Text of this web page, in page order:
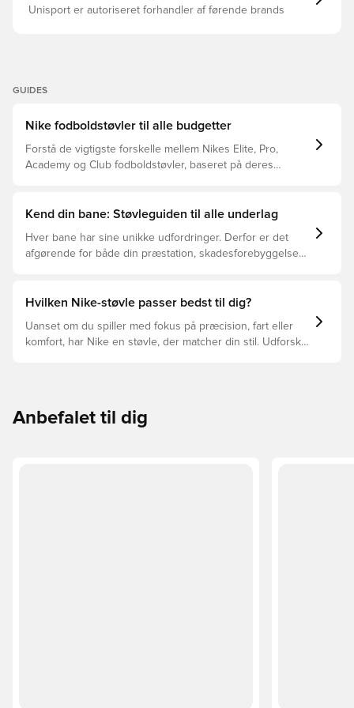
Unisport er autoriseret forhandler af førende brands
GUIDES
Nike fodboldstøvler til alle budgetter
Forstå de vigtigste forskelle mellem Nikes Elite, Pro,
Academy og Club fodboldstøvler, baseret på deres
Kend din bane: Støvleguiden til alle underlag
Hver bane har sine unikke udfordringer. Derfor er det
afgørende for både din præstation, skadesforebyggelse
støvler der er det bedste valg til de forskellige typer
Hvilken Nike-støvle passer bedst til dig?
Uanset om du spiller med fokus på præcision, fart eller
komfort, har Nike en støvle, der matcher din stil. Udforsk
Anbefalet til dig